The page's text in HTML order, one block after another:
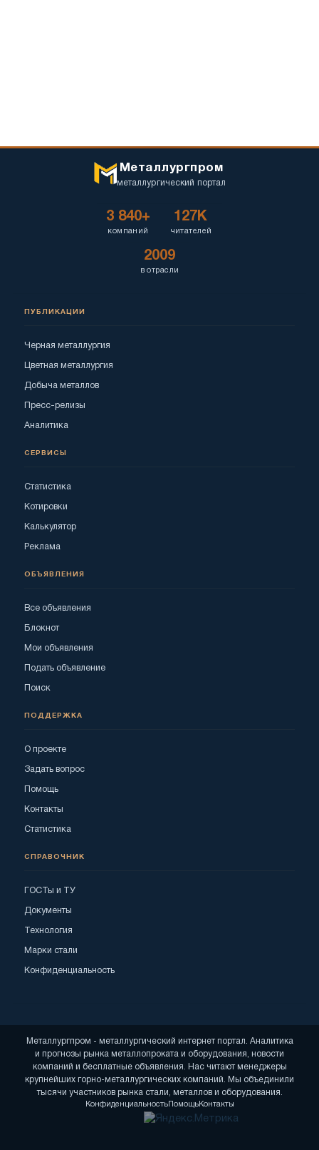
Металлургпром
металлургический портал
3 840+
компаний
127K
читателей
2009
в отрасли
ПУБЛИКАЦИИ
Черная металлургия
Цветная металлургия
Добыча металлов
Пресс-релизы
Аналитика
СЕРВИСЫ
Статистика
Котировки
Калькулятор
Реклама
ОБЪЯВЛЕНИЯ
Все объявления
Блокнот
Мои объявления
Подать объявление
Поиск
ПОДДЕРЖКА
О проекте
Задать вопрос
Помощь
Контакты
Статистика
СПРАВОЧНИК
ГОСТы и ТУ
Документы
Технология
Марки стали
Конфиденциальность
Металлургпром - металлургический интернет портал. Аналитика
и прогнозы рынка металлопроката и оборудования, новости
компаний и бесплатные объявления. Нас читают менеджеры
крупнейших горно-металлургических компаний. Мы объединили
тысячи участников рынка стали, металлов и оборудования.
КонфиденциальностьПомощьКонтакты